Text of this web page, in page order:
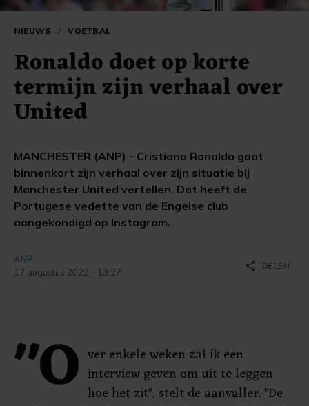
NIEUWS / VOETBAL
Ronaldo doet op korte
termijn zijn verhaal over
United
MANCHESTER (ANP) - Cristiano Ronaldo gaat
binnenkort zijn verhaal over zijn situatie bij
Manchester United vertellen. Dat heeft de
Portugese vedette van de Engelse club
aangekondigd op Instagram.
ANP
17 augustus 2022 - 13:27
share DELEN
"O ver enkele weken zal ik een
interview geven om uit te leggen
hoe het zit", stelt de aanvaller. "De